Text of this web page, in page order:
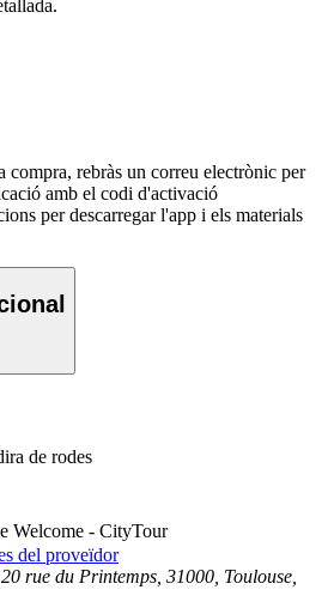
compra, rebràs un correu electrònic per
amb el codi d'activació
per descarregar l'app i els materials
de rodes
Welcome - CityTour
del proveïdor
rue du Printemps, 31000, Toulouse,